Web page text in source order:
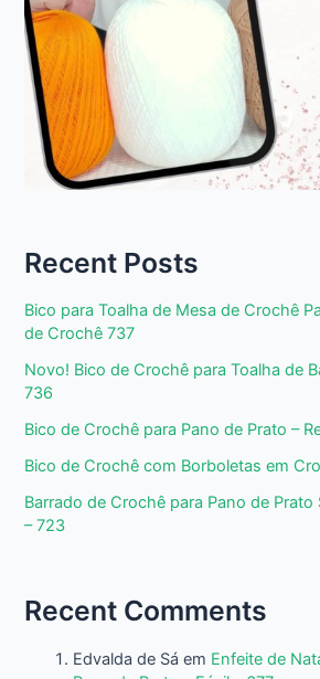
Recent Posts
Bico para Toalha de Mesa de Crochê
de Crochê 737
Novo! Bico de Crochê para Toalha de
736
Bico de Crochê para Pano de Prato –
Bico de Crochê com Borboletas em
Barrado de Crochê para Pano de Prato
– 723
Recent Comments
Edvalda de Sá em Enfeite de